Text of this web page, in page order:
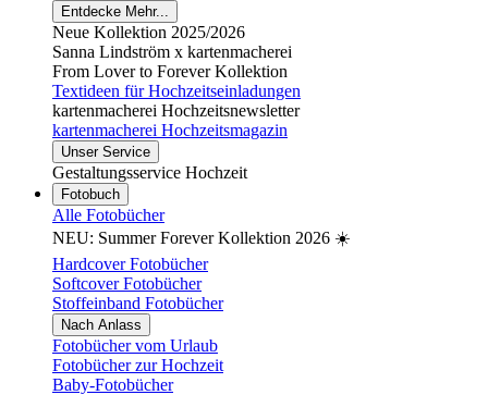
Entdecke Mehr...
Neue Kollektion 2025/2026
Sanna Lindström x kartenmacherei
From Lover to Forever Kollektion
Textideen für Hochzeitseinladungen
kartenmacherei Hochzeitsnewsletter
kartenmacherei Hochzeitsmagazin
Unser Service
Gestaltungsservice Hochzeit
Fotobuch
Alle Fotobücher
NEU: Summer Forever Kollektion 2026 ☀️
Hardcover Fotobücher
Softcover Fotobücher
Stoffeinband Fotobücher
Nach Anlass
Fotobücher vom Urlaub
Fotobücher zur Hochzeit
Baby-Fotobücher